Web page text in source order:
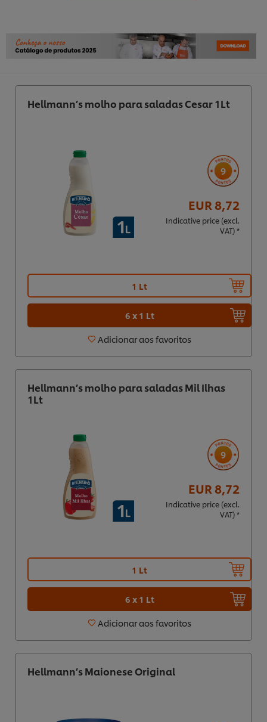
Hellmann’s molho para saladas Cesar 1Lt
9
Indicative price (excl.
VAT) *
EUR 8,72
1 Lt
6 x 1 Lt
Adicionar aos favoritos
Hellmann’s molho para saladas Mil Ilhas
1Lt
9
Indicative price (excl.
VAT) *
EUR 8,72
1 Lt
6 x 1 Lt
Adicionar aos favoritos
Hellmann’s Maionese Original